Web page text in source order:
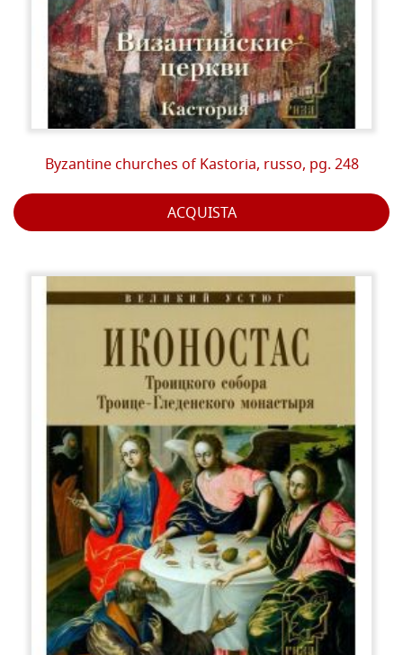
Byzantine churches of Kastoria, russo, pg. 248
ACQUISTA